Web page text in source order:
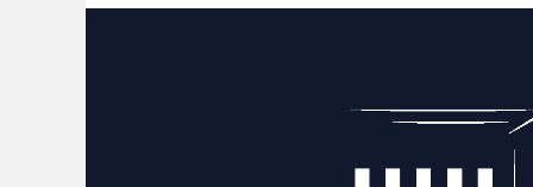
articoli